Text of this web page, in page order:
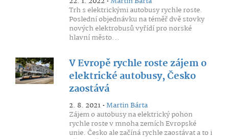
Trh s elektrickými autobusy rychle roste.
Poslední objednávku na téměř dvě stovky
nových elektrobusů vyřídí pro norské
hlavní město...
V Evropě rychle roste zájem o
elektrické autobusy, Česko
zaostává
2. 8. 2021 •Martin Bárta
Zájem o autobusy na elektrický pohon
rychle roste v mnoha zemích Evropské
unie. Česko ale začíná rychle zaostávat a to i